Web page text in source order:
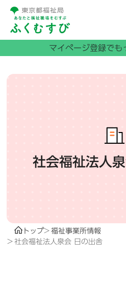
社会福祉法人
トップ
福祉事業所情報
社会福祉法人泉会 日の出舎